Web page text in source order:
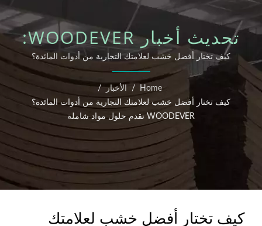
تحديث أخبار WOODEVER:
كيف تختار أفضل خشب
لعلامتك التجارية من أدوات
المائدة؟ WOODEVER
تقدم حلول مواد شاملة
كيف تختار أفضل خشب لعلامتك التجارية من أدوات المائدة؟
WOODEVER تقدم حلول مواد شاملة
Home
/ الأخبار /
كيف تختار أفضل خشب لعلامتك التجارية من أدوات المائدة؟
WOODEVER تقدم حلول مواد شاملة
كيف تختار أفضل خشب لعلامتك